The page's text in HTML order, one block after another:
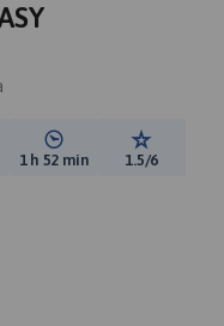
spadków:Średni czas potrzebny
1 h 52 min Ocena
1.5/6